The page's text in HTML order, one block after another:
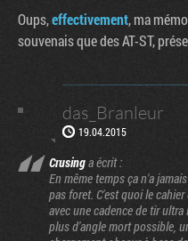
Oups,effectivement, ma
souvenais que des AT-ST,
das_Branleur
19.04.2015
Crusinga écrit :
En même temps ça n'a
pas foret. C'est quoi le
avec une cadence de tir
plus d'angle mort possible,